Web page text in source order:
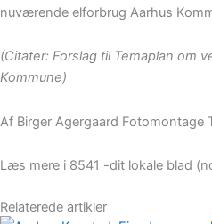
nuværende elforbrug Aarhus
(Citater: Forslag til Temaplan om
Kommune)
Af Birger Agergaard Fotomontage
Læs mere i 8541 -dit lokale blad
Relaterede artikler